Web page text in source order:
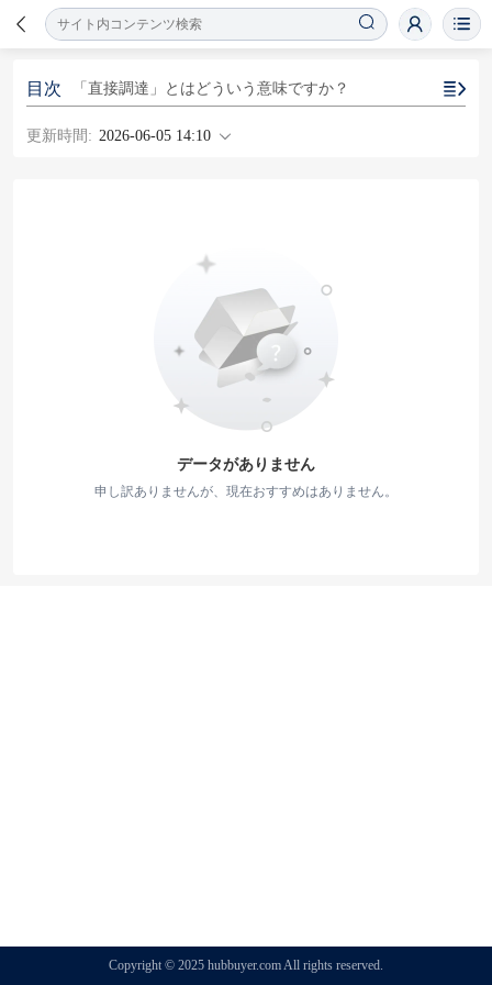
目次 「直接調達」とはどういう意味ですか？
更新時間: 2026-06-05 14:10
データがありません
申し訳ありませんが、現在おすすめはありません。
Copyright © 2025 hubbuyer.com All rights reserved.